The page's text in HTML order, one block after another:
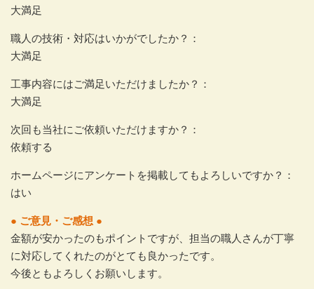
大満足
職人の技術・対応はいかがでしたか？：
大満足
工事内容にはご満足いただけましたか？：
大満足
次回も当社にご依頼いただけますか？：
依頼する
ホームページにアンケートを掲載してもよろしいですか？：
はい
● ご意見・ご感想 ●
金額が安かったのもポイントですが、担当の職人さんが丁寧
に対応してくれたのがとても良かったです。
今後ともよろしくお願いします。